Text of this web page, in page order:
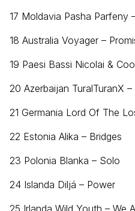
17 Moldavia Pasha Parfeny
18 Australia Voyager –
19 Paesi Bassi Nicolai &
20 Azerbaijan TuralTuranX
21 Germania Lord Of The
22 Estonia Alika – Bridges
23 Polonia Blanka – Solo
24 Islanda Diljá – Power
25 Irlanda Wild Youth – We